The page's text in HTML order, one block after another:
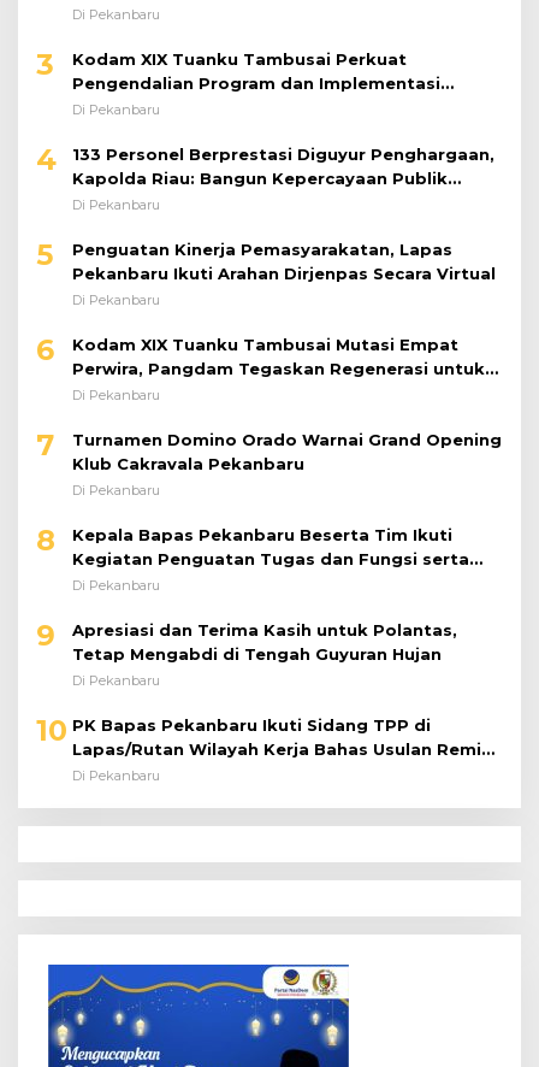
Bantuan Sosial
Di Pekanbaru
3
Kodam XIX Tuanku Tambusai Perkuat
Pengendalian Program dan Implementasi
Doktrin TNI AD
Di Pekanbaru
4
133 Personel Berprestasi Diguyur Penghargaan,
Kapolda Riau: Bangun Kepercayaan Publik
dengan Karya Nyata
Di Pekanbaru
5
Penguatan Kinerja Pemasyarakatan, Lapas
Pekanbaru Ikuti Arahan Dirjenpas Secara Virtual
Di Pekanbaru
6
Kodam XIX Tuanku Tambusai Mutasi Empat
Perwira, Pangdam Tegaskan Regenerasi untuk
Perkuat Kinerja Satuan
Di Pekanbaru
7
Turnamen Domino Orado Warnai Grand Opening
Klub Cakravala Pekanbaru
Di Pekanbaru
8
Kepala Bapas Pekanbaru Beserta Tim Ikuti
Kegiatan Penguatan Tugas dan Fungsi serta
Paparan Penempatan WBP ke Lapas Terbuka
Di Pekanbaru
9
Apresiasi dan Terima Kasih untuk Polantas,
Tetap Mengabdi di Tengah Guyuran Hujan
Di Pekanbaru
10 PK Bapas Pekanbaru Ikuti Sidang TPP di
Lapas/Rutan Wilayah Kerja Bahas Usulan Remisi
Umum Jelang Hari Kemerdekaan
Di Pekanbaru